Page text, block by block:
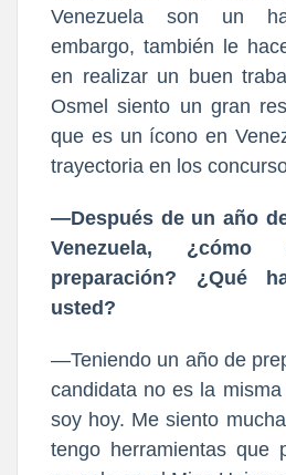
Venezuela son un
embargo, también le
en realizar un buen
Osmel siento un gran
que es un ícono en
trayectoria en los
—Después de un año
Venezuela, ¿cómo
preparación? ¿Qué
usted?
—Teniendo un año de
candidata no es la
soy hoy. Me siento
tengo herramientas que